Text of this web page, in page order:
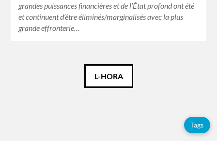
grandes puissances financières et de l’État profond ont été
et continuent d’être éliminés/marginalisés avec la plus
grande effronterie…
L-HORA
Tags